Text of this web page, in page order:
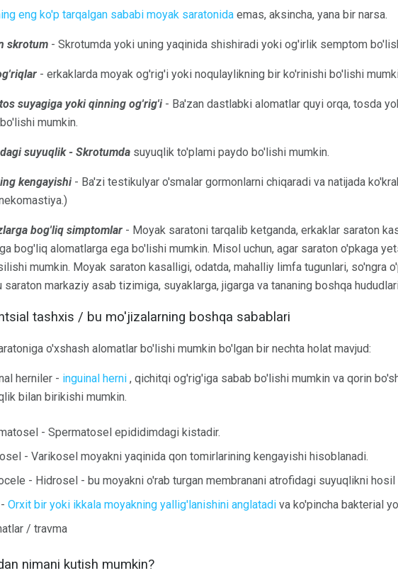
eng ko'p tarqalgan sababi moyak saratonida emas, aksincha, yana bir narsa.
skrotum - Skrotumda yoki uning yaqinida shishiradi yoki og'irlik semptom
- erkaklarda moyak og'rig'i yoki noqulaylikning bir ko'rinishi bo'lishi
suyagiga yoki qinning og'rig'i- Ba'zan dastlabki alomatlar quyi orqa, tosda
mumkin.
suyuqlik - Skrotumda suyuqlik to'plami paydo bo'lishi mumkin.
kengayishi- Ba'zi testikulyar o'smalar gormonlarni chiqaradi va natijada
bog'liq simptomlar - Moyak saratoni tarqalib ketganda, erkaklar saraton
bog'liq alomatlarga ega bo'lishi mumkin. Misol uchun, agar saraton o'pkaga
mumkin. Moyak saraton kasalligi, odatda, mahalliy limfa tugunlari, so'ngra
saraton markaziy asab tizimiga, suyaklarga, jigarga va tananing boshqa
tashxis / bu mo'jizalarning boshqa sabablari
o'xshash alomatlar bo'lishi mumkin bo'lgan bir nechta holat mavjud:
herniler - inguinal herni , qichitqi og'rig'iga sabab bo'lishi mumkin va qorin
bilan birikishi mumkin.
- Spermatosel epididimdagi kistadir.
- Varikosel moyakni yaqinida qon tomirlarining kengayishi hisoblanadi.
- Hidrosel - bu moyakni o'rab turgan membranani atrofidagi suyuqlikni hosil
Orxit bir yoki ikkala moyakning yallig'lanishini anglatadi va ko'pincha bakterial
/ travma
nimani kutish mumkin?